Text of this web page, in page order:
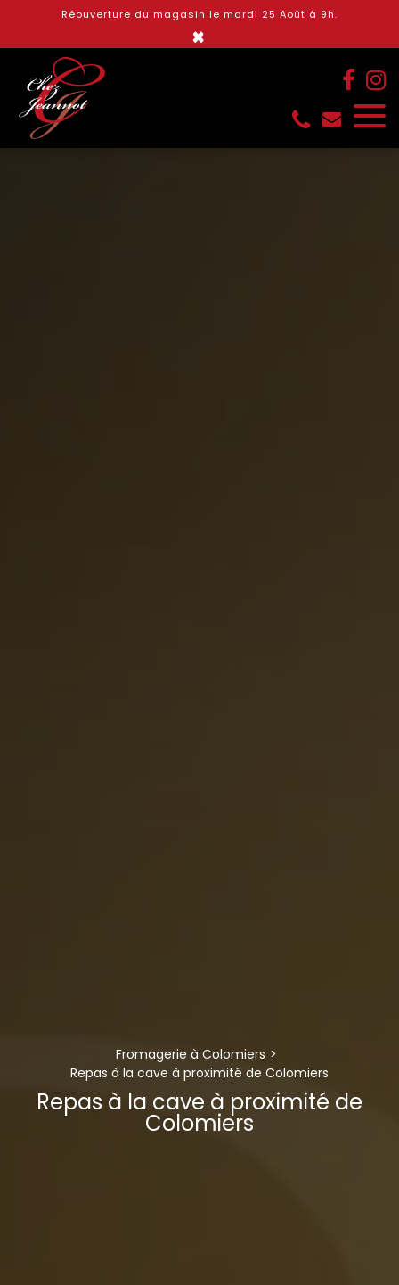
Réouverture du magasin le mardi 25 Août à 9h.
×
Fromagerie à Colomiers
Repas à la cave à proximité de Colomiers
Repas à la cave à proximité de
Colomiers
Panneau de gestion des cookies